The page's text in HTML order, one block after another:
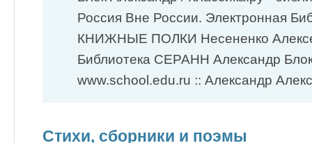
Россия Вне России. Электронная
КНИЖНЫЕ ПОЛКИ Несененко
Библиотека СЕРАНН Александр
www.school.edu.ru :: Александр
Стихи, сборники и поэмы